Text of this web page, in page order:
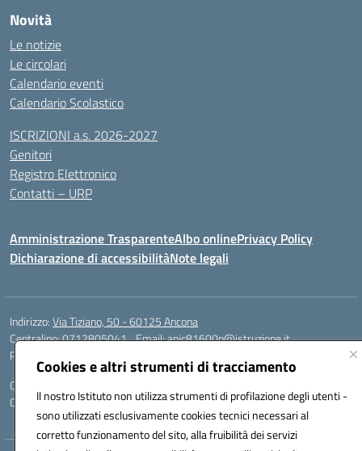
Cookies e altri strumenti di tracciamento
Il nostro Istituto non utilizza strumenti di profilazione degli utenti -
sono utilizzati esclusivamente cookies tecnici necessari al
corretto funzionamento del sito, alla fruibilità dei servizi
Novità
Le notizie
Le circolari
Calendario eventi
Calendario Scolastico
ISCRIZIONI a.s. 2026-2027
Genitori
Registro Elettronico
Contatti – URP
Amministrazione TrasparenteAlbo onlinePrivacy Policy
Dichiarazione di accessibilitàNote legali
Indirizzo:Via Tiziano, 50 - 60125 Ancona
Centralino:0712805041 Email:anic81600p@istruzione.it
Posta elettronica certificata (PEC):
Codice fiscale: 93084460422
Codice meccanografico:ANIC81600P